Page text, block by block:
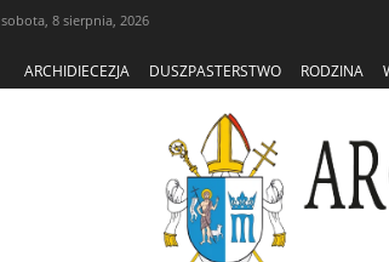
sobota, 8 sierpnia, 2026
ARCHIDIECEZJA DUSZPASTERSTWO RODZINA